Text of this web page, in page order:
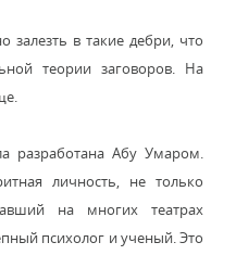
залезть в такие дебри, что
теории заговоров. На
разработана Абу Умаром.
личность, не только
на многих театрах
психолог и ученый. Это